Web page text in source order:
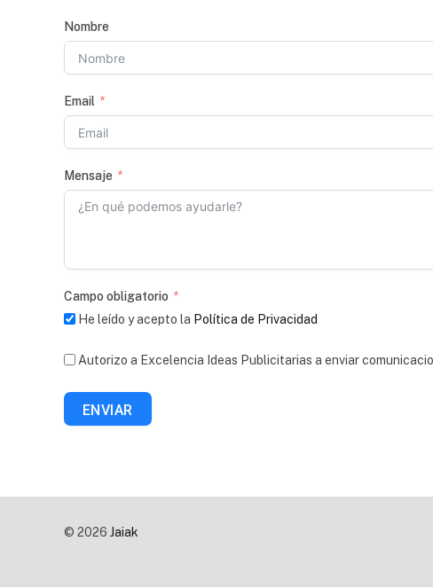
Nombre
Email
Mensaje
Campo obligatorio
He leído y acepto la Política de Privacidad
Autorizo a Excelencia Ideas Publicitarias a enviar
ENVIAR
© 2026 Jaiak